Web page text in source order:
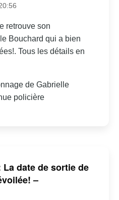
retrouve son
Bouchard qui a bien
Tous les détails en
de Gabrielle
policière
date de sortie de
–